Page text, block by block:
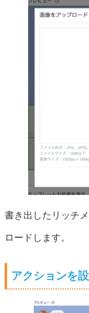
書き出したリッチ
ロードします。
アクションを